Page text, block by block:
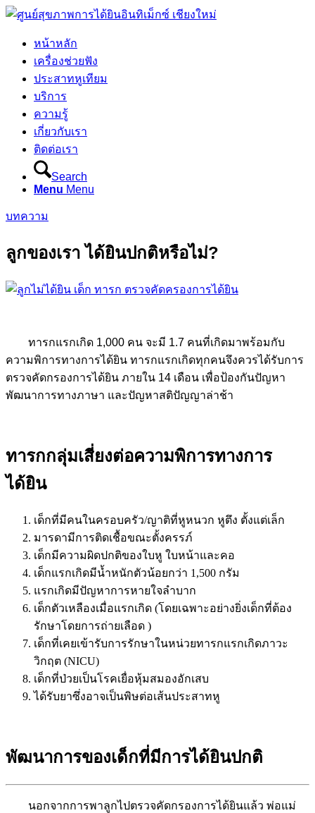
หน้าหลัก
เครื่องช่วยฟัง
ประสาทหูเทียม
บริการ
ความรู้
เกี่ยวกับเรา
ติดต่อเรา
Search
Menu Menu
บทความ
ลูกของเรา ได้ยินปกติหรือไม่?
ทารกแรกเกิด 1,000 คน จะมี 1.7 คนที่เกิดมาพร้อมกับ
ความพิการทางการได้ยิน ทารกแรกเกิดทุกคนจึงควรได้รับการ
ตรวจคัดกรองการได้ยิน ภายใน 14 เดือน เพื่อป้องกันปัญหา
พัฒนาการทางภาษา และปัญหาสติปัญญาล่าช้า
ทารกกลุ่มเสี่ยงต่อความพิการทางการ
ได้ยิน
เด็กที่มีคนในครอบครัว/ญาติที่หูหนวก หูตึง ตั้งแต่เล็ก
มารดามีการติดเชื้อขณะตั้งครรภ์
เด็กมีความผิดปกติของใบหู ใบหน้าและคอ
เด็กแรกเกิดมีน้ำหนักตัวน้อยกว่า 1,500 กรัม
แรกเกิดมีปัญหาการหายใจลำบาก
เด็กตัวเหลืองเมื่อแรกเกิด (โดยเฉพาะอย่างยิ่งเด็กที่ต้อง
รักษาโดยการถ่ายเลือด )
เด็กที่เคยเข้ารับการรักษาในหน่วยทารกแรกเกิดภาวะ
วิกฤต (NICU)
เด็กที่ป่วยเป็นโรคเยื่อหุ้มสมองอักเสบ
ได้รับยาซึ่งอาจเป็นพิษต่อเส้นประสาทหู
พัฒนาการของเด็กที่มีการได้ยินปกติ
นอกจากการพาลูกไปตรวจคัดกรองการได้ยินแล้ว พ่อแม่